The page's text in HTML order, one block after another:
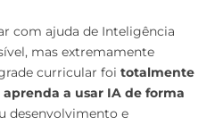
com ajuda de Inteligência
mas extremamente
curricular foi totalmente
a usar IA de forma
desenvolvimento e